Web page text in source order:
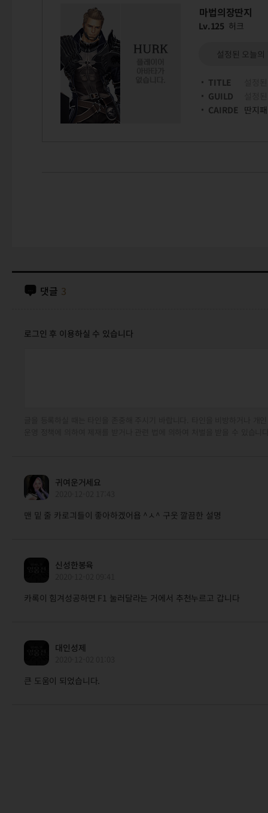
마법의장딴지
Lv.125 허크
설정된 오늘
TITLE
GUILD
CAIRDE 딴지
댓글 3
로그인 후 이용하실 수 있습니다
귀여운거세요
맨 밑 줄 카로긔들이 좋아하겠어욥 ^ㅅ^ 구웃 깔끔한 설명
신성한봉육
카록이 힘겨성공하면 F1 눌러달라는 거에서 추천누르고 갑니다
대인성제
큰 도움이 되었습니다.